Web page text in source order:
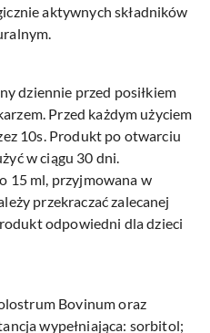
aktywnych składników
dziennie przed posiłkiem
Przed każdym użyciem
10s. Produkt po otwarciu
w ciągu 30 dni.
15 ml, przyjmowana w
przekraczać zalecanej
odpowiedni dla dzieci
Bovinum oraz
wypełniająca: sorbitol;